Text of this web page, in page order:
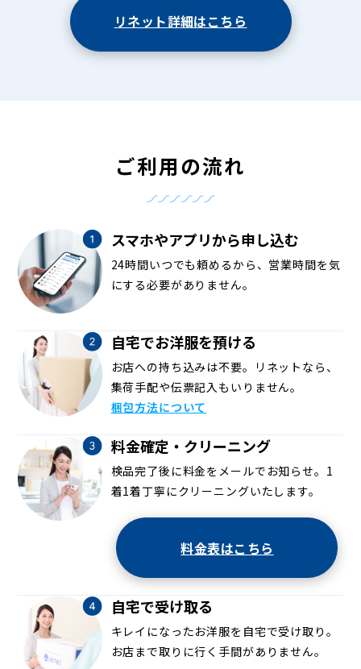
リネット詳細はこちら
ご利用の流れ
スマホやアプリから申し込む
24時間いつでも頼めるから、営業時間を気
にする必要がありません。
自宅でお洋服を預ける
お店への持ち込みは不要。リネットなら、
集荷手配や伝票記入もいりません。
梱包方法について
料金確定・クリーニング
検品完了後に料金をメールでお知らせ。1
着1着丁寧にクリーニングいたします。
料金表はこちら
自宅で受け取る
キレイになったお洋服を自宅で受け取り。
お店まで取りに行く手間がありません。